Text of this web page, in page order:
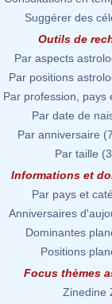
Suggérer des
Outils de
Par aspects
Par positions
Par profession, pays
Par date de
Par anniversaire
Par taille
Informations et
Par pays et
Anniversaires
Dominantes
Positions
Focus thèmes
Zinedine